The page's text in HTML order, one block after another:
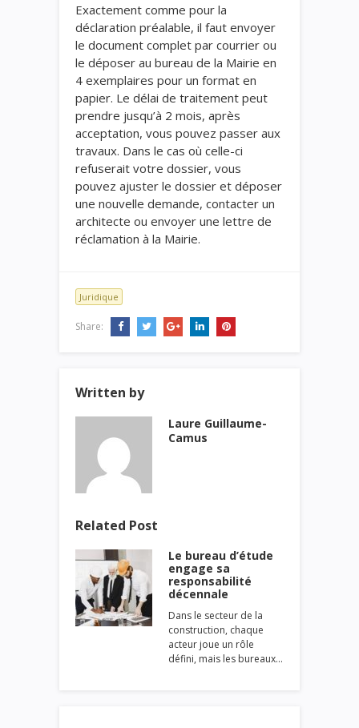
Exactement comme pour la
déclaration préalable, il faut envoyer
le document complet par courrier ou
le déposer au bureau de la Mairie en
4 exemplaires pour un format en
papier. Le délai de traitement peut
prendre jusqu’à 2 mois, après
acceptation, vous pouvez passer aux
travaux. Dans le cas où celle-ci
refuserait votre dossier, vous
pouvez ajuster le dossier et déposer
une nouvelle demande, contacter un
architecte ou envoyer une lettre de
réclamation à la Mairie.
Juridique
Share:
Written by
Laure Guillaume-
Camus
Related Post
Le bureau d’étude
engage sa
responsabilité
décennale
Dans le secteur de la
construction, chaque
acteur joue un rôle
défini, mais les bureaux…